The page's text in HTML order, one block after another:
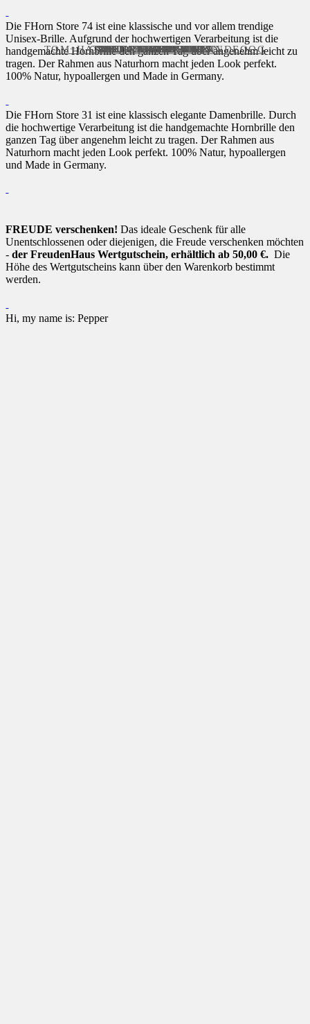
FHORN STORE 49
TOM+HATTY HANDBRILLE LANDEOOG
FHORN STORE 74
Die FHorn Store 74 ist eine klassische und vor allem trendige
Unisex-Brille. Aufgrund der hochwertigen Verarbeitung ist die
handgemachte Hornbrille den ganzen Tag über angenehm leicht zu
tragen. Der Rahmen aus Naturhorn macht jeden Look perfekt.
100% Natur, hypoallergen und Made in Germany.
FHORN STORE 31
Die FHorn Store 31 ist eine klassisch elegante Damenbrille. Durch
die hochwertige Verarbeitung ist die handgemachte Hornbrille den
ganzen Tag über angenehm leicht zu tragen. Der Rahmen aus
Naturhorn macht jeden Look perfekt. 100% Natur, hypoallergen
und Made in Germany.
FHORN STORE 67
GESCHENKGUTSCHEIN
FREUDE verschenken! Das ideale Geschenk für alle
Unentschlossenen oder diejenigen, die Freude verschenken möchten
-der FreudenHaus Wertgutschein, erhältlich ab 50,00 €. Die
Höhe des Wertgutscheins kann über den Warenkorb bestimmt
werden.
FHONE PEPPER
Hi, my name is: Pepper
FHONE PEPPER
NEU – FHONE JINX
NEU – FHONE JINX
NEU – FHONE JINX
NEU – FHONE JINX
NEU – FHONE MATS
NEU – FHONE MATS
NEU – FHONE MATS
NEU – FHONE MATS
NEU – FHONE ZORIN
NEU – FHONE ZORIN